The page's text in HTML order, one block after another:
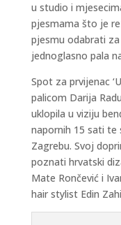
u studio i
pjesmama što je
pjesmu odabrati
jednoglasno pala
Spot za prvijenac
palicom Darija
uklopila u viziju
napornih 15 sati te
Zagrebu. Svoj
poznati hrvatski
Mate Rončević i
hair stylist Edin